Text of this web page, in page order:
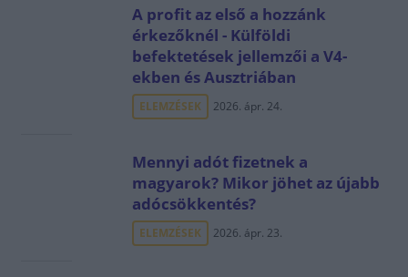
A profit az első a hozzánk
érkezőknél - Külföldi
befektetések jellemzői a V4-
ekben és Ausztriában
ELEMZÉSEK 2026. ápr. 24.
Mennyi adót fizetnek a
magyarok? Mikor jöhet az újabb
adócsökkentés?
ELEMZÉSEK 2026. ápr. 23.